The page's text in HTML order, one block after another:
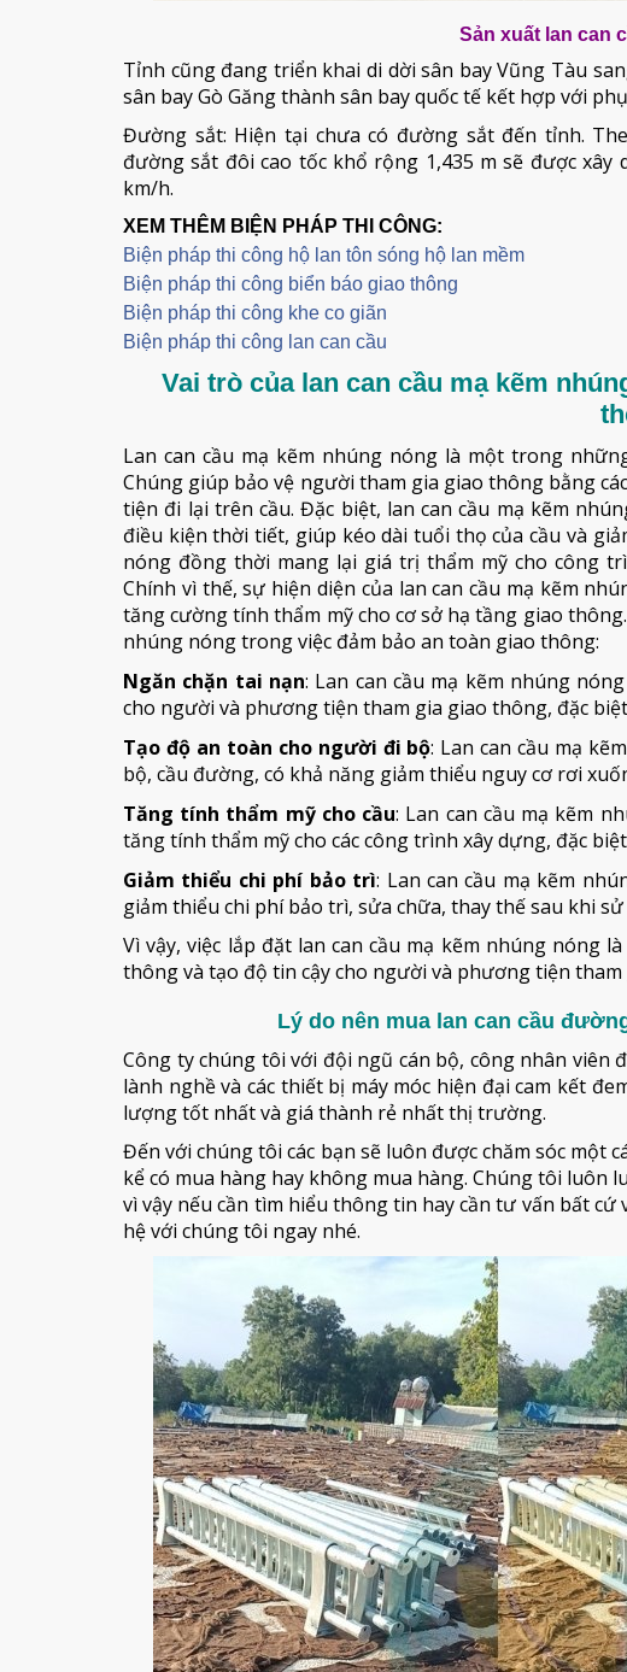
Sản xuất lan can
Tỉnh cũng đang triển khai di dời sân bay Vũng Tàu
sân bay Gò Găng thành sân bay quốc tế kết hợp với
Đường sắt: Hiện tại chưa có đường sắt đến tỉnh.
đường sắt đôi cao tốc khổ rộng 1,435 m sẽ được
km/h.
XEM THÊM BIỆN PHÁP THI CÔNG:
Biện pháp thi công hộ lan tôn sóng hộ lan mềm
Biện pháp thi công biển báo giao thông
Biện pháp thi công khe co giãn
Biện pháp thi công lan can cầu
Vai trò của lan can cầu mạ kẽm
Lan can cầu mạ kẽm nhúng nóng là một trong
Chúng giúp bảo vệ người tham gia giao thông bằng
tiện đi lại trên cầu. Đặc biệt, lan can cầu mạ kẽm
điều kiện thời tiết, giúp kéo dài tuổi thọ của cầu và
nóng đồng thời mang lại giá trị thẩm mỹ cho công
Chính vì thế, sự hiện diện của lan can cầu mạ kẽm
tăng cường tính thẩm mỹ cho cơ sở hạ tầng giao
nhúng nóng trong việc đảm bảo an toàn giao thông:
Ngăn chặn tai nạn: Lan can cầu mạ kẽm nhúng
cho người và phương tiện tham gia giao thông, đặc
Tạo độ an toàn cho người đi bộ: Lan can cầu mạ
bộ, cầu đường, có khả năng giảm thiểu nguy cơ rơi
Tăng tính thẩm mỹ cho cầu: Lan can cầu mạ kẽm
tăng tính thẩm mỹ cho các công trình xây dựng, đặc
Giảm thiểu chi phí bảo trì: Lan can cầu mạ kẽm
giảm thiểu chi phí bảo trì, sửa chữa, thay thế sau khi
Vì vậy, việc lắp đặt lan can cầu mạ kẽm nhúng nóng
thông và tạo độ tin cậy cho người và phương tiện
Lý do nên mua lan can cầu
Công ty chúng tôi với đội ngũ cán bộ, công nhân
lành nghề và các thiết bị máy móc hiện đại cam kết
lượng tốt nhất và giá thành rẻ nhất thị trường.
Đến với chúng tôi các bạn sẽ luôn được chăm sóc
kể có mua hàng hay không mua hàng. Chúng tôi
vì vậy nếu cần tìm hiểu thông tin hay cần tư vấn bất
hệ với chúng tôi ngay nhé.